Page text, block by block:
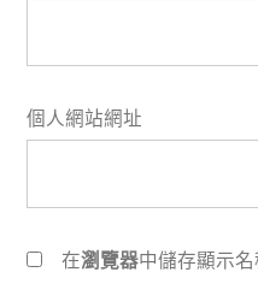
個人網站網址
在瀏覽器中儲存顯示